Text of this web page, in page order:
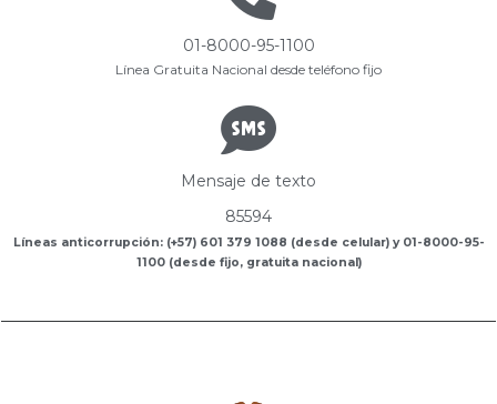
01-8000-95-1100
Línea Gratuita Nacional desde teléfono fijo
Mensaje de texto
85594
Líneas anticorrupción: (+57) 601 379 1088 (desde celular) y 01-8000-95-
1100 (desde fijo, gratuita nacional)